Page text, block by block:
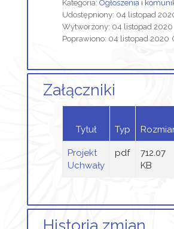
Kategoria: Ogłoszenia i
Udostępniony: 04 listopad
Wytworzony: 04 listopad 2020
Poprawiono: 04 listopad 2020
Załączniki
Tytuł Typ
Projekt
Uchwały
pdf
712.07
KB